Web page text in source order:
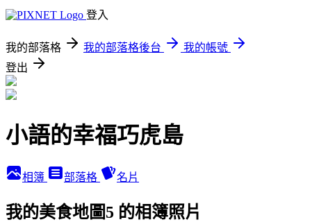
登入
我的部落格 我的部落格後台
我的帳號
登出
小語的幸福巧虎島
相簿 部落格 名片
我的美食地圖5 的相簿照片